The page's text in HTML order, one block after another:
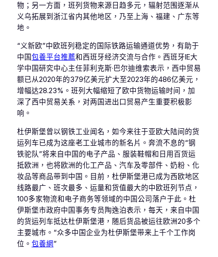
物；另一方面，班列货物来源日趋多元，辐射范围逐渐从
义乌拓展到浙江省内其他地区，乃至上海、福建、广东等
地。
“义新欧”中欧班列稳定的国际铁路运输通道优势，有助于
中国包養平台推薦和西班牙经济交流与合作。西班牙IE大
学中国研究中心主任菲利克斯·巴尔迪维索表示，西中贸易
额已从2020年的379亿美元扩大至2023年的486亿美元，
增幅达28.23%。班列大幅缩短了欧中货物运输时间，加
深了西中贸易关系，对两国进出口贸易产生重要积极影
响。
杜伊斯堡曾以钢铁工业闻名，如今来往于亚欧大陆间的货
运列车已成为这座老工业城市的新名片。奔流不息的“钢
铁驼队”将来自中国的电子产品、服装鞋帽和日用百货运
抵欧洲，也将欧洲的化工产品、汽车及零部件、奶粉、化
妆品等商品带到中国。目前，杜伊斯堡港已成为西欧地区
线路最广、班次最多、运量和货值最大的中欧班列节点，
100多家物流和电子商务等领域的中国公司落户于此。杜
伊斯堡市政府中国事务专员陶逸泊表示，每天，来自中国
的货运列车抵达杜伊斯堡港，随后货品被运往欧洲20多个
主要城市。“众多中国企业为杜伊斯堡带来上千个工作岗
位。 包養網”